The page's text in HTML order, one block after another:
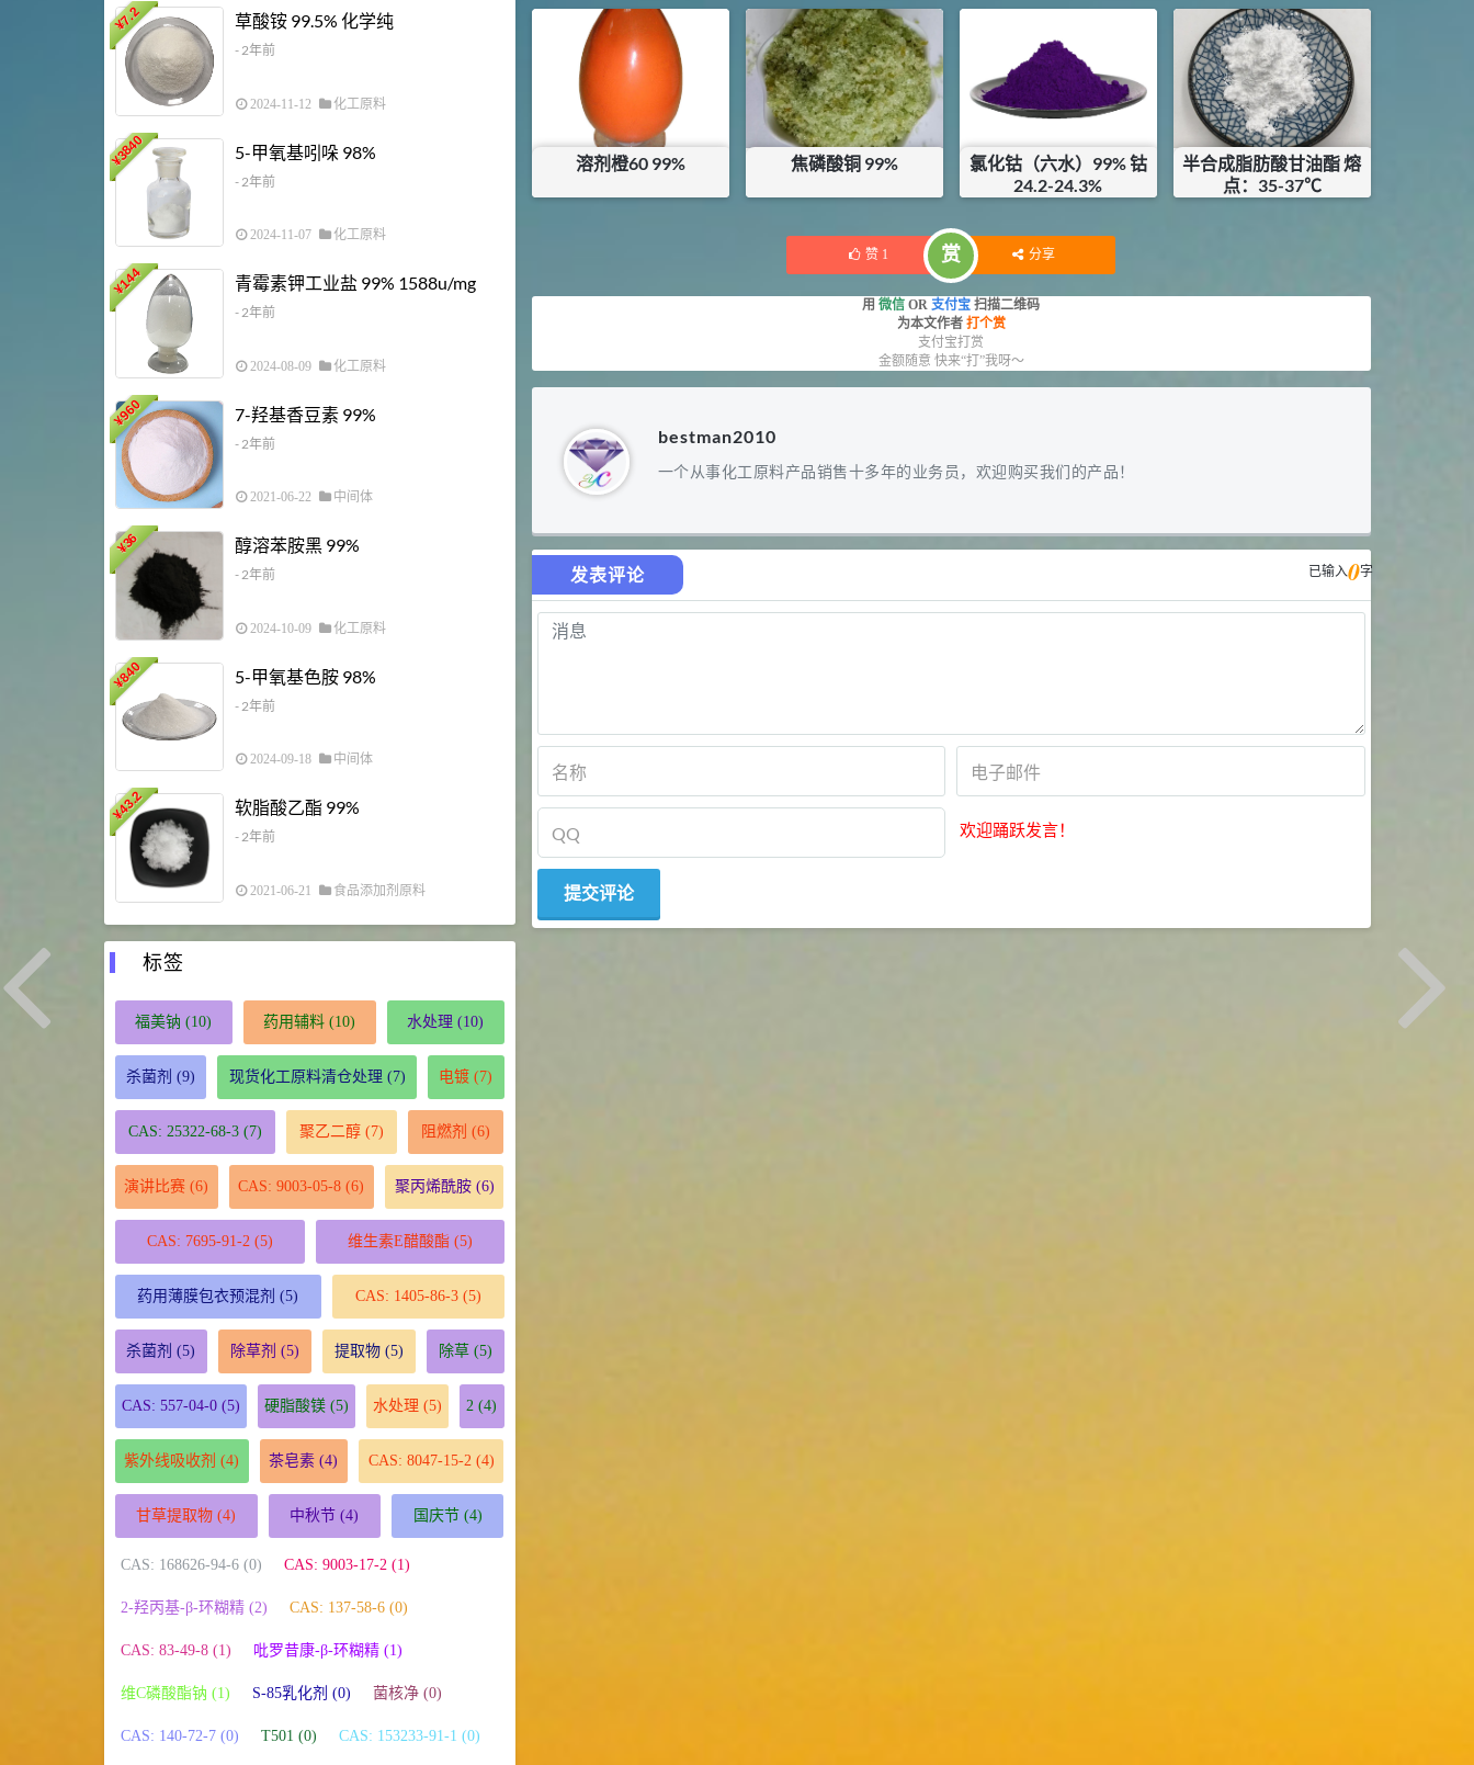
¥72
库存：
¥10
库存：18.4KG
¥100
¥180
库存：0.05KG
溶剂橙60 99% 焦磷酸铜 99%
库存：20KG
氯化钴（六水）99% 钴
24.2-24.3%
库存：7KG
半合成脂肪酸甘油酯 熔
点：35-37℃
赞 1 赏 分享
用 微信 OR 支付宝 扫描二维码
为本文作者 打个赏
支付宝打赏
金额随意 快来“打”我呀～
bestman2010
一个从事化工原料产品销售十多年的业务员，欢迎购买我们的产品！
发表评论 已输入0字
欢迎踊跃发言！
¥
7.2 草酸铵 99.5% 化学纯
- 2年前
2024-11-12 化工原料
¥
3840 5-甲氧基吲哚 98%
- 2年前
2024-11-07 化工原料
¥
144 青霉素钾工业盐 99% 1588u/mg
- 2年前
2024-08-09 化工原料
¥
960 7-羟基香豆素 99%
- 2年前
2021-06-22 中间体
¥
36 醇溶苯胺黑 99%
- 2年前
2024-10-09 化工原料
¥
840 5-甲氧基色胺 98%
- 2年前
2024-09-18 中间体
¥
43.2 软脂酸乙酯 99%
- 2年前
2021-06-21 食品添加剂原料
29 N-羟甲基丙烯酰胺 98% NMA
浏览量 - 1.98w
2021-06-22 化工原料
92 5
对甲氧基苯甲醛（茴香醛）
浏览量 - 1.64w
11.25 D-异抗坏血酸钠 98%
浏览量 - 1.55w
34.8 10 DL-蛋氨酸 99%
标签
福美钠 (10) 药用辅料 (10) 水处理 (10)
杀菌剂 (9) 现货化工原料清仓处理 (7) 电镀 (7)
CAS: 25322-68-3(7) 聚乙二醇(7) 阻燃剂 (6)
演讲比赛 (6) CAS: 9003-05-8 (6) 聚丙烯酰胺(6)
CAS: 7695-91-2 (5) 维生素E醋酸酯(5)
药用薄膜包衣预混剂 (5) CAS: 1405-86-3(5)
杀菌剂 (5) 除草剂 (5) 提取物(5) 除草(5)
CAS: 557-04-0(5) 硬脂酸镁(5) 水处理 (5) 2 (4)
紫外线吸收剂 (4) 茶皂素 (4) CAS: 8047-15-2 (4)
甘草提取物 (4) 中秋节 (4) 国庆节(4)
CAS: 168626-94-6 (0) CAS: 9003-17-2 (1)
2-羟丙基-β-环糊精 (2) CAS: 137-58-6 (0)
CAS: 83-49-8 (1) 吡罗昔康-β-环糊精 (1)
维C磷酸酯钠 (1) S-85乳化剂 (0) 菌核净 (0)
CAS: 140-72-7 (0) T501 (0) CAS: 153233-91-1 (0)